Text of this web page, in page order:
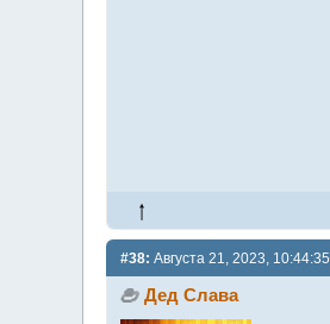
#38: Августа 21, 2023, 10:44:35
Дед Слава